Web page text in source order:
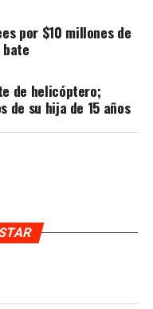
por $10 millones de
de helicóptero;
de su hija de 15 años